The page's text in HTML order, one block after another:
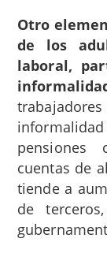
Otro
de los
laboral,
informalidad
pensiones
cuentas de
tiende a
de